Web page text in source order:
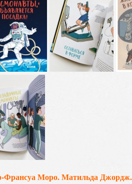
Франсуа Моро. Матильда Джордж.